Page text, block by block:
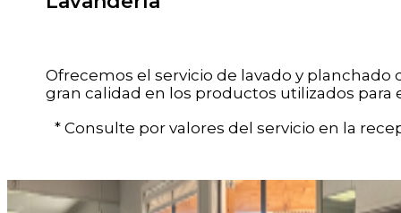
Ofrecemos el servicio de lavado y
gran calidad en los productos utilizados para
* Consulte por valores del servicio en la